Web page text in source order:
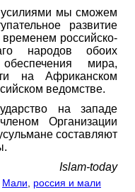
мы сможем
развитие
российско-
народов обоих
мира,
на Африканском
ведомстве.
на западе
Организации
составляют
Islam-today
Мали россия и мали